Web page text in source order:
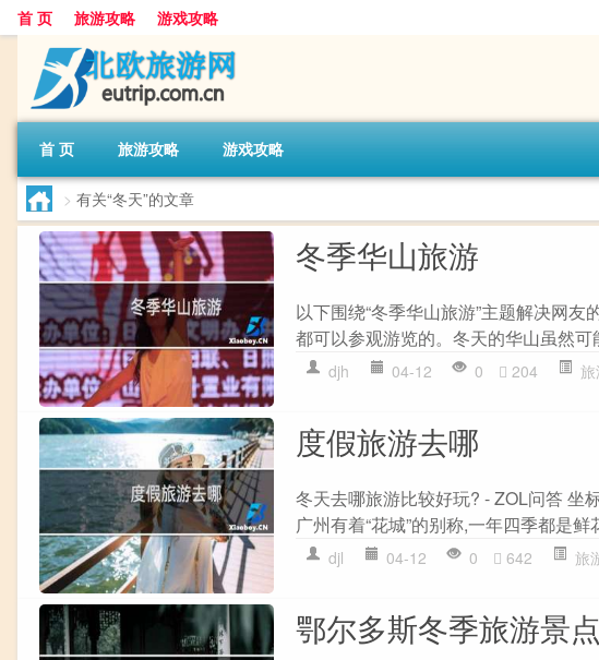
首 页 旅游攻略 游戏攻略
首 页 旅游攻略 游戏攻略
> 有关“冬天”的文章
冬季华山旅游
以下围绕“冬季华山旅游”主题解决网
都可以参观游览的。冬天的华山虽然
djh 04-12 0 204
度假旅游去哪
冬天去哪旅游比较好玩? - ZOL问答 坐
广州有着“花城”的别称,一年四季都是
djl 04-12 0 642 旅
鄂尔多斯冬季旅游景点